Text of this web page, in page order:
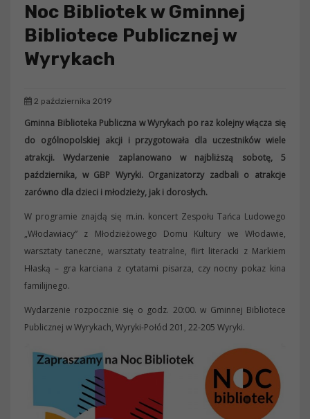
Noc Bibliotek w Gminnej
Bibliotece Publicznej w
Wyrykach
2 października 2019
Gminna Biblioteka Publiczna w Wyrykach po raz kolejny włącza się
do ogólnopolskiej akcji i przygotowała dla uczestników wiele
atrakcji. Wydarzenie zaplanowano w najbliższą sobotę, 5
października, w GBP Wyryki. Organizatorzy zadbali o atrakcje
zarówno dla dzieci i młodzieży, jak i dorosłych.
W programie znajdą się m.in. koncert Zespołu Tańca Ludowego
„Włodawiacy” z Młodzieżowego Domu Kultury we Włodawie,
warsztaty taneczne, warsztaty teatralne, flirt literacki z Markiem
Hłaską – gra karciana z cytatami pisarza, czy nocny pokaz kina
familijnego.
Wydarzenie rozpocznie się o godz. 20:00. w Gminnej Bibliotece
Publicznej w Wyrykach, Wyryki-Połód 201, 22-205 Wyryki.